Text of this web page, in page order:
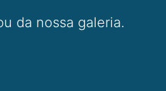
da nossa galeria.